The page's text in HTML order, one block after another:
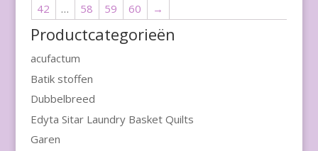
42
… 58 59 60 →
Productcategorieën
acufactum
Batik stoffen
Dubbelbreed
Edyta Sitar Laundry Basket Quilts
Garen